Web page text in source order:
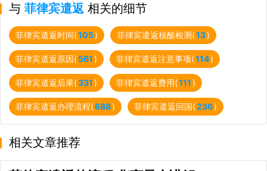
与 菲律宾遣返 相关的细节
菲律宾遣返时间(105) 菲律宾遣返核酸检测(13)
菲律宾遣返原因(561) 菲律宾遣返注意事项(114)
菲律宾遣返后果(331) 菲律宾遣返费用(111)
菲律宾遣返办理流程(688) 菲律宾遣返回国(236)
相关文章推荐